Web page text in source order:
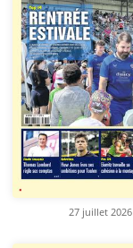
27 juillet 2026